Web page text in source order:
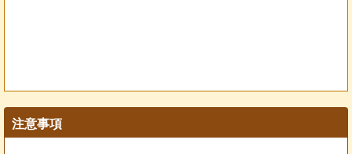
注意事項